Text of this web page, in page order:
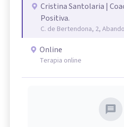
Cristina Santolaria |
Positiva.
C. de Bertendona, 2,
Online
Terapia online